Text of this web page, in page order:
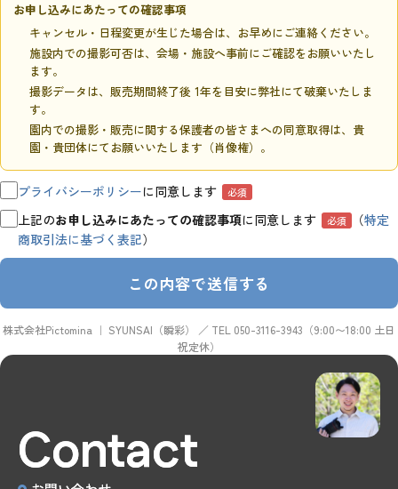
お申し込みにあたっての確認事項
キャンセル・日程変更が生じた場合は、お早めにご連絡ください。
施設内での撮影可否は、会場・施設へ事前にご確認をお願いいたし
ます。
撮影データは、販売期間終了後 1年を目安に弊社にて破棄いたしま
す。
園内での撮影・販売に関する保護者の皆さまへの同意取得は、貴
園・貴団体にてお願いいたします（肖像権）。
プライバシーポリシーに同意します 必須
上記のお申し込みにあたっての確認事項に同意します 必須 （特定
商取引法に基づく表記）
この内容で送信する
株式会社Pictomina ｜ SYUNSAI（瞬彩） ／ TEL 050-3116-3943（9:00〜18:00 土日
祝定休）
Contact